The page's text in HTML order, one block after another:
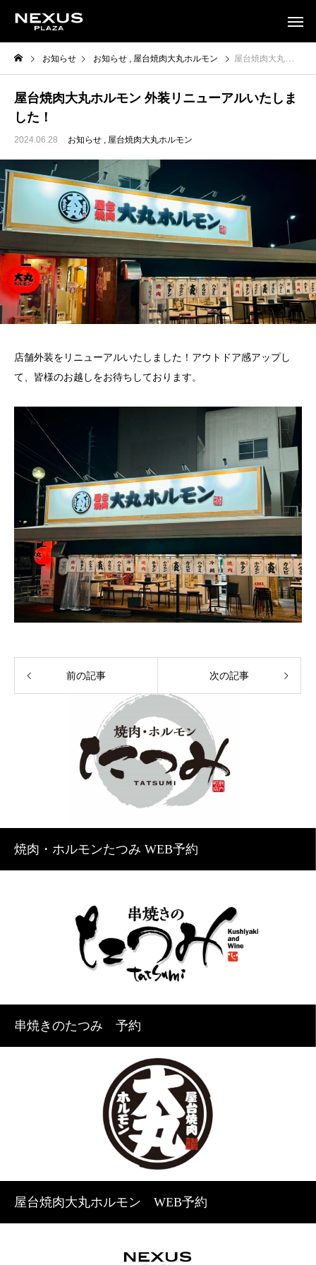
お知らせ お知らせ 屋台焼肉大丸ホルモン 屋台焼肉大丸ホルモン 外装リニューアルいたしました！
屋台焼肉大丸ホルモン 外装リニューアルいたしま
した！
2024.06.28 お知らせ 屋台焼肉大丸ホルモン
店舗外装をリニューアルいたしました！アウトドア感アップし
て、皆様のお越しをお待ちしております。
前の記事 次の記事
焼肉・ホルモンたつみ WEB予約
串焼きのたつみ 予約
屋台焼肉大丸ホルモン WEB予約